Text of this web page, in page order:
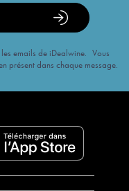
emails de iDealwine. Vous
présent dans chaque message.